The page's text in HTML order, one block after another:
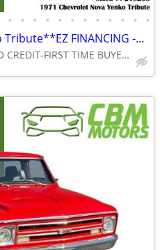
• • • • • • • • • • • •
1971 Chevrolet Nova Yenko Tribute**EZ FINANCING -LOW DOWN!
BAD CREDIT-NO CREDIT-FIRST TIME BUYER-NO PROBLEM! 👌